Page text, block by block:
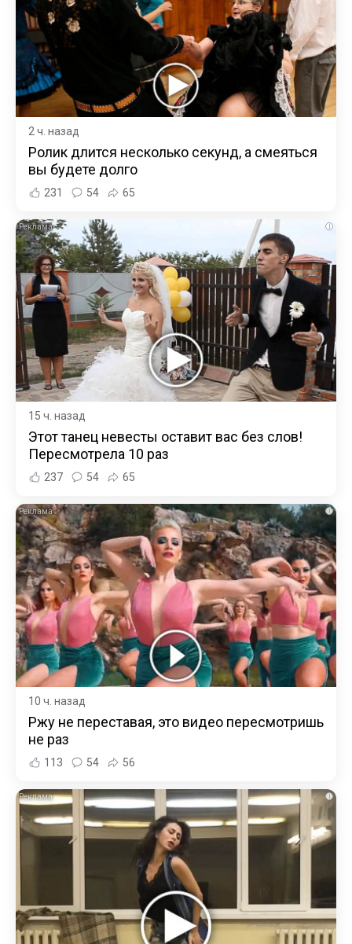
2 ч. назад
Ролик длится несколько секунд, а смеяться
вы будете долго
231 54 65
i
15 ч. назад
Этот танец невесты оставит вас без слов!
Пересмотрела 10 раз
237 54 65
i
10 ч. назад
Ржу не переставая, это видео пересмотришь
не раз
113 54 56
i